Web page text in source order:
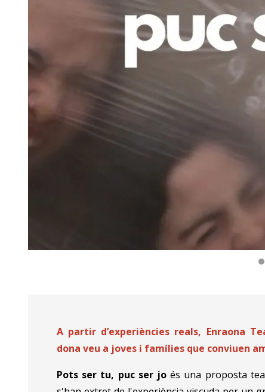
A partir d’experiències reals, Enraona
dona veu a joves i famílies que conviuen
Pots ser tu, puc ser jo és una proposta